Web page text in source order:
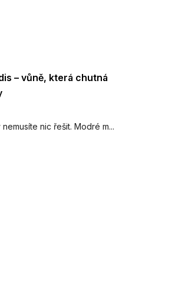
– vůně, která chutná
nic řešit. Modré m...